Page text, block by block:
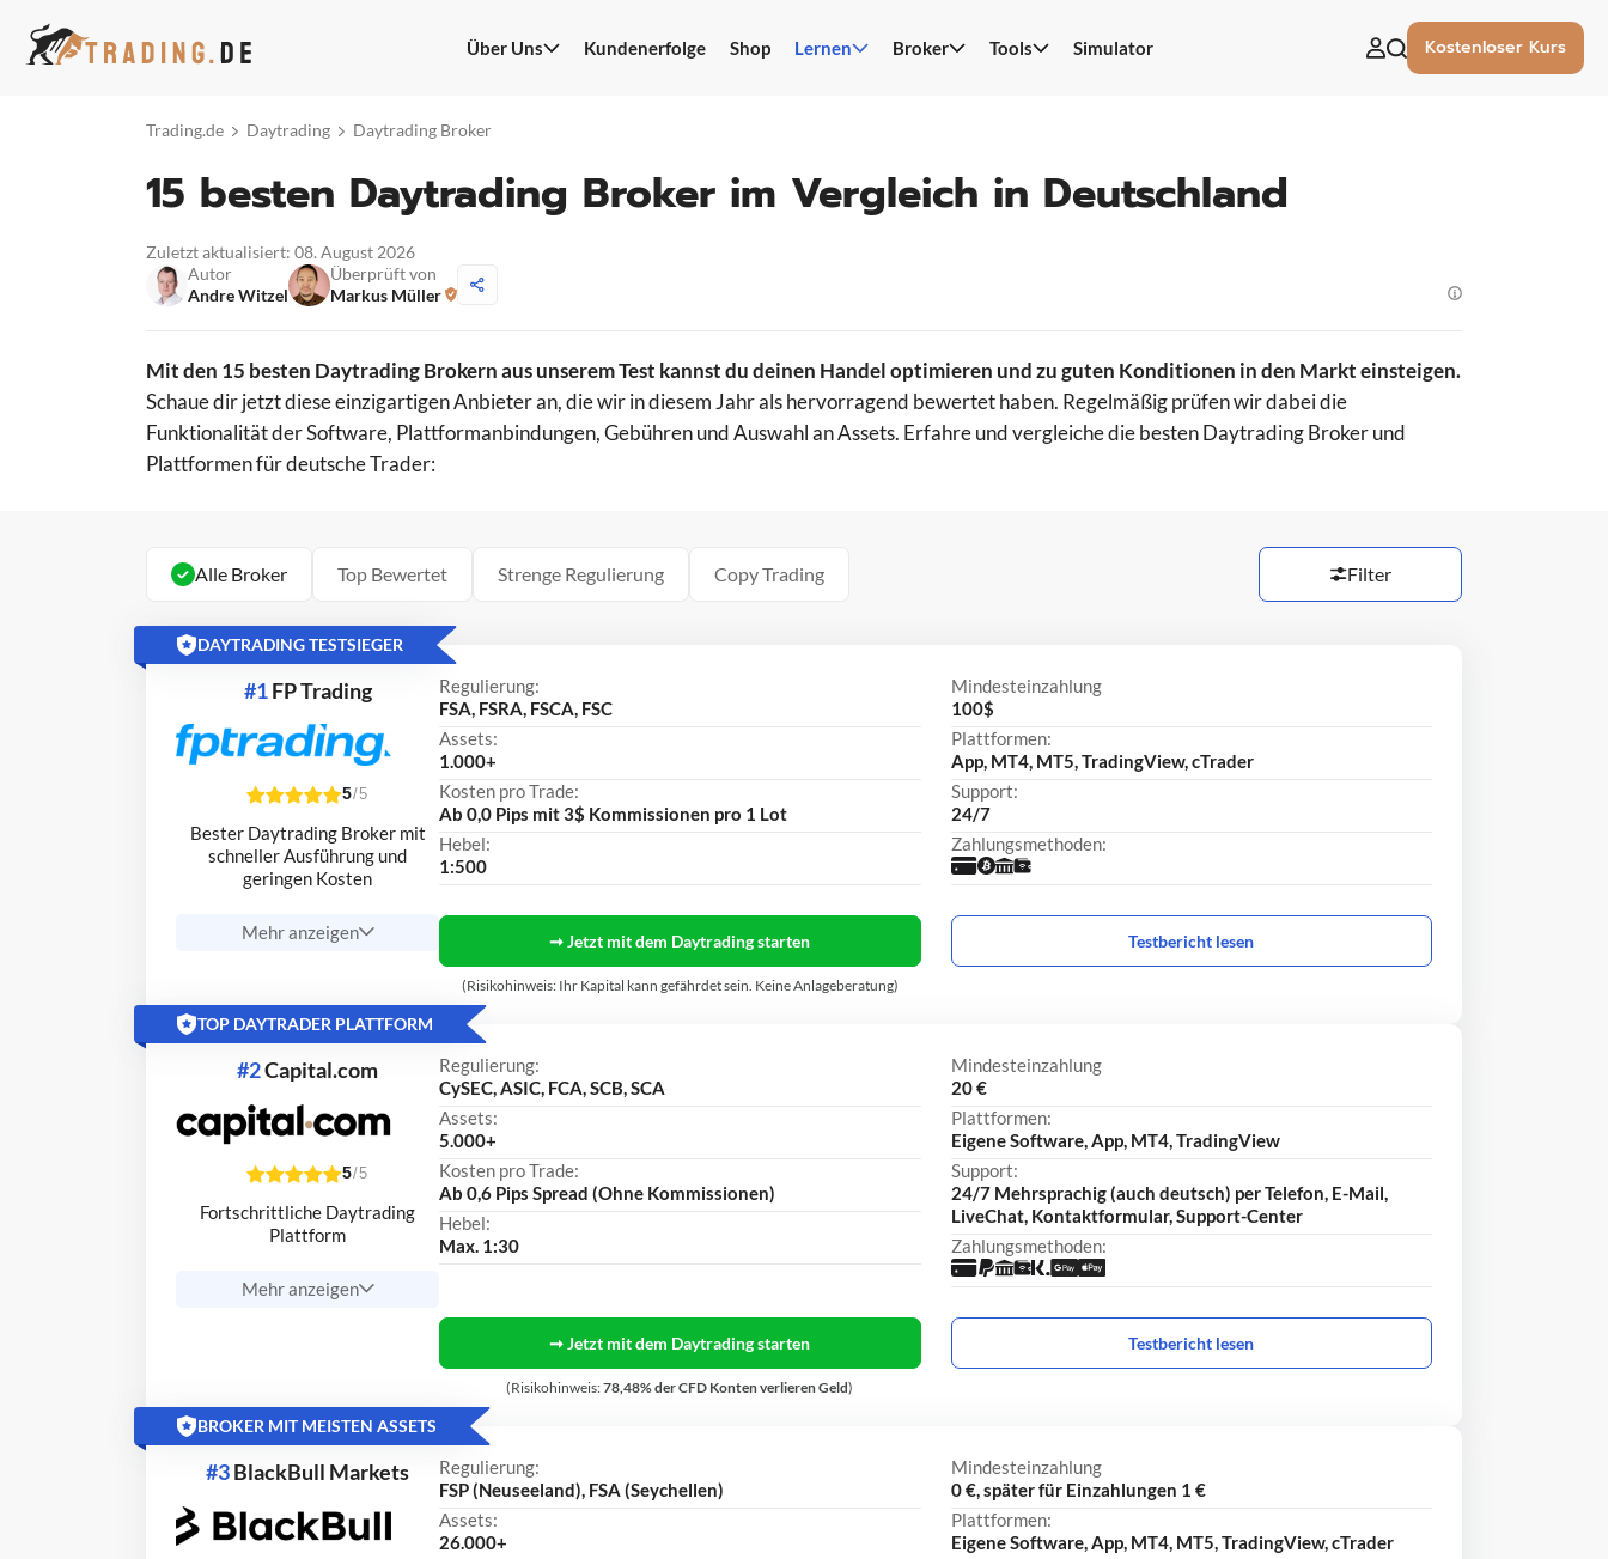
Inhalt
Über Uns Kundenerfolge Shop Lernen Broker Tools Simulator Kostenloser Kurs
Trading.de Daytrading Daytrading Broker
15 besten Daytrading Broker im Vergleich in Deutschland
Zuletzt aktualisiert: 08. August 2026
Autor
Andre Witzel
Überprüft von
Markus Müller
Mit den 15 besten Daytrading Brokern aus unserem Test kannst du deinen Handel optimieren und zu guten Konditionen in den Markt einsteigen.
Schaue dir jetzt diese einzigartigen Anbieter an, die wir in diesem Jahr als hervorragend bewertet haben. Regelmäßig prüfen wir dabei die
Funktionalität der Software, Plattformanbindungen, Gebühren und Auswahl an Assets. Erfahre und vergleiche die besten Daytrading Broker und
Plattformen für deutsche Trader:
Alle Broker Top Bewertet Strenge Regulierung Copy Trading Filter
DAYTRADING TESTSIEGER
#1FP Trading
5/5
Bester Daytrading Broker mit
schneller Ausführung und
geringen Kosten
Mehr anzeigen
Regulierung:
FSA, FSRA, FSCA, FSC
Assets:
1.000+
Kosten pro Trade:
Ab 0,0 Pips mit 3$ Kommissionen pro 1 Lot
Hebel:
1:500
Mindesteinzahlung
100$
Plattformen:
App, MT4, MT5, TradingView, cTrader
Support:
24/7
Zahlungsmethoden:
➞ Jetzt mit dem Daytrading starten
(Risikohinweis: Ihr Kapital kann gefährdet sein. Keine Anlageberatung)
Testbericht lesen
TOP DAYTRADER PLATTFORM
#2Capital.com
5/5
Fortschrittliche Daytrading
Plattform
Mehr anzeigen
Regulierung:
CySEC, ASIC, FCA, SCB, SCA
Assets:
5.000+
Kosten pro Trade:
Ab 0,6 Pips Spread (Ohne Kommissionen)
Hebel:
Max. 1:30
Mindesteinzahlung
20 €
Plattformen:
Eigene Software, App, MT4, TradingView
Support:
24/7 Mehrsprachig (auch deutsch) per Telefon, E-Mail,
LiveChat, Kontaktformular, Support-Center
Zahlungsmethoden:
➞ Jetzt mit dem Daytrading starten
(Risikohinweis:78,48% der CFD Konten verlieren Geld)
Testbericht lesen
BROKER MIT MEISTEN ASSETS
#3BlackBull Markets
Regulierung:
FSP (Neuseeland), FSA (Seychellen)
Assets:
26.000+
Mindesteinzahlung
0 €, später für Einzahlungen 1 €
Plattformen:
Eigene Software, App, MT4, MT5, TradingView, cTrader